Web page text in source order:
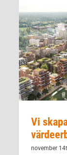
Vi
november